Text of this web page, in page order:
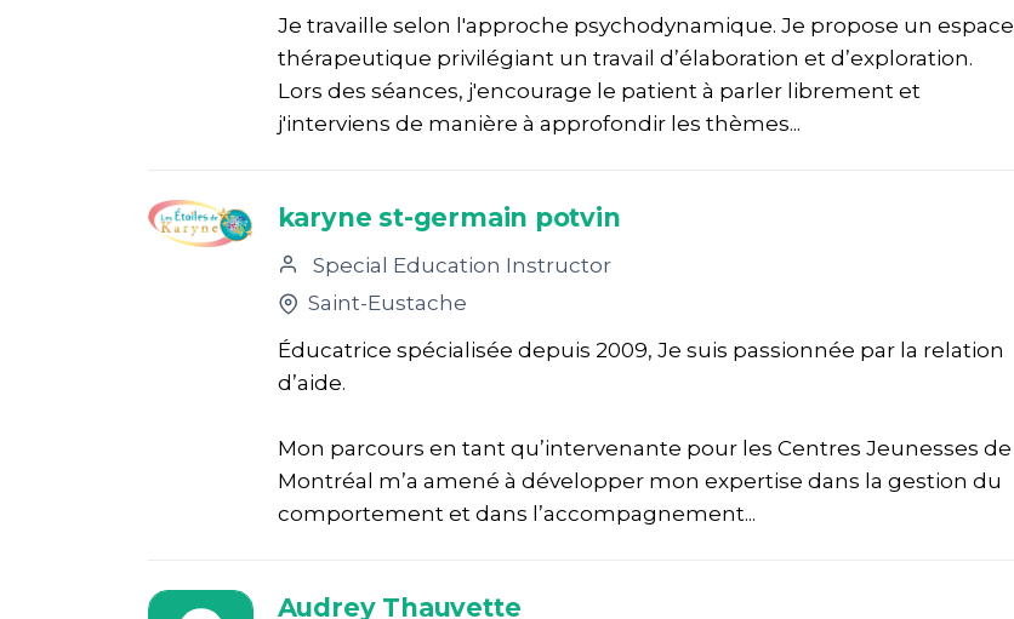
Je travaille selon l'approche psychodynamique. Je propose un espace
thérapeutique privilégiant un travail d’élaboration et d’exploration.
Lors des séances, j'encourage le patient à parler librement et
j'interviens de manière à approfondir les thèmes...
karyne st-germain potvin
Special Education Instructor
Saint-Eustache
Éducatrice spécialisée depuis 2009, Je suis passionnée par la relation
d’aide.
Mon parcours en tant qu’intervenante pour les Centres Jeunesses de
Montréal m’a amené à développer mon expertise dans la gestion du
comportement et dans l’accompagnement...
Audrey Thauvette